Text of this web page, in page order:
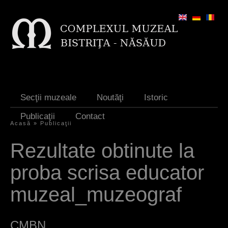
Secţii muzeale Noutăţi
Istoric
Publicaţii
Contact
o
u
a
r
e
Acasă » Publicaţii
Rezultate obtinute la
proba scrisa educator
muzeal_muzeograf
CMBN